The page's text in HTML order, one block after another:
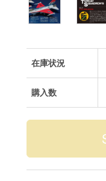
在庫状況
購入数